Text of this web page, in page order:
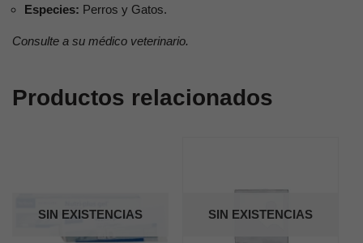
Especies: Perros y Gatos.
Consulte a su médico veterinario.
Productos relacionados
SIN EXISTENCIAS SIN EXISTENCIAS